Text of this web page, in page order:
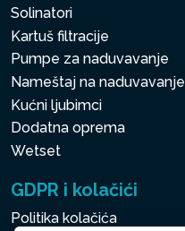
Solinatori
Kartuš filtracije
Pumpe za naduvavanje
Nameštaj na naduvavanje
Kućni ljubimci
Dodatna oprema
Wetset
GDPR i kolačići
Politika kolačića